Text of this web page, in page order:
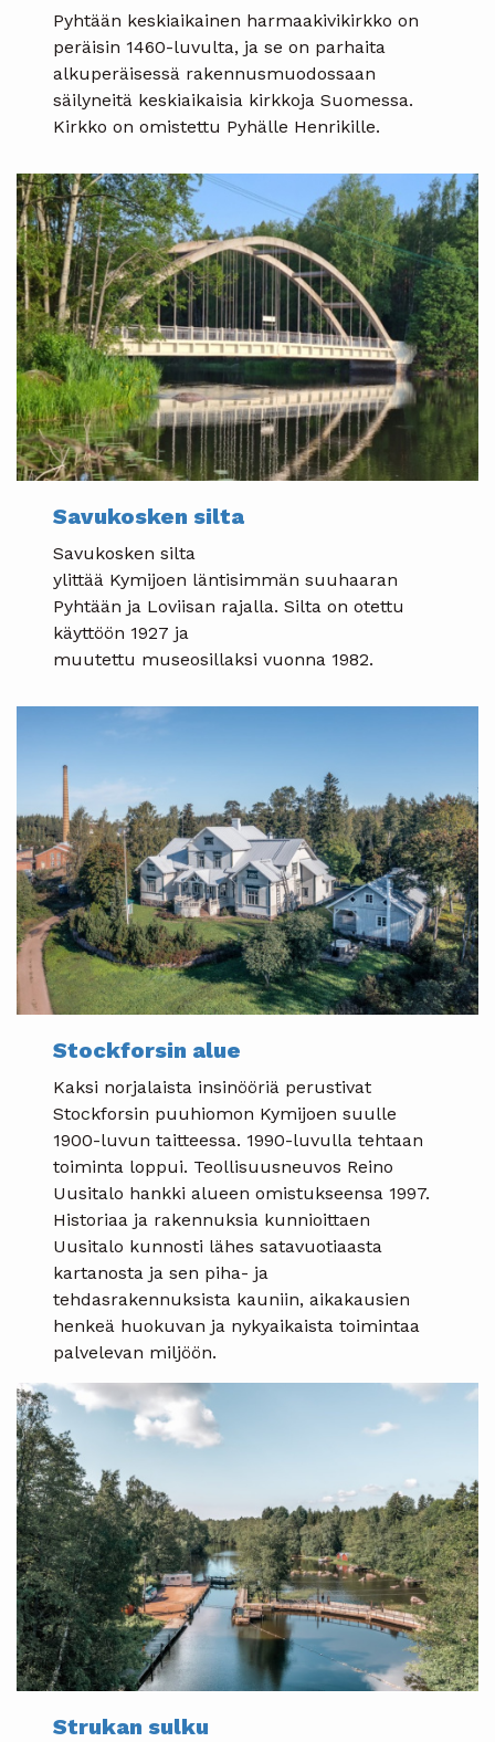
Pyhtään keskiaikainen harmaakivikirkko on
peräisin 1460-luvulta, ja se on parhaita
alkuperäisessä rakennusmuodossaan
säilyneitä keskiaikaisia kirkkoja Suomessa.
Kirkko on omistettu Pyhälle Henrikille.
Savukosken silta
Savukosken silta
ylittää Kymijoen läntisimmän suuhaaran
Pyhtään ja Loviisan rajalla. Silta on otettu
käyttöön 1927 ja
muutettu museosillaksi vuonna 1982.
Stockforsin alue
Kaksi norjalaista insinööriä perustivat
Stockforsin puuhiomon Kymijoen suulle
1900-luvun taitteessa. 1990-luvulla tehtaan
toiminta loppui. Teollisuusneuvos Reino
Uusitalo hankki alueen omistukseensa 1997.
Historiaa ja rakennuksia kunnioittaen
Uusitalo kunnosti lähes satavuotiaasta
kartanosta ja sen piha- ja
tehdasrakennuksista kauniin, aikakausien
henkeä huokuvan ja nykyaikaista toimintaa
palvelevan miljöön.
Strukan sulku